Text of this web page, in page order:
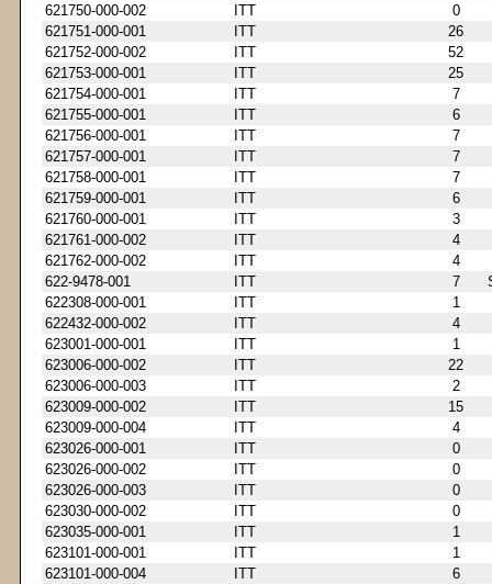
621750-000-002
ITT
0
621751-000-001
ITT
26
621752-000-002
ITT
52
621753-000-001
ITT
25
621754-000-001
ITT
7
621755-000-001
ITT
6
621756-000-001
ITT
7
621757-000-001
ITT
7
621758-000-001
ITT
7
621759-000-001
ITT
6
621760-000-001
ITT
3
621761-000-002
ITT
4
621762-000-002
ITT
4
622-9478-001
ITT 7
622308-000-001
ITT
1
622432-000-002
ITT
4
623001-000-001
ITT
1
623006-000-002
ITT
22
623006-000-003
ITT
2
623009-000-002
ITT
15
623009-000-004
ITT
4
623026-000-001
ITT
0
623026-000-002
ITT
0
623026-000-003
ITT
0
623030-000-002
ITT
0
623035-000-001
ITT
1
623101-000-001
ITT
1
623101-000-004
ITT
6